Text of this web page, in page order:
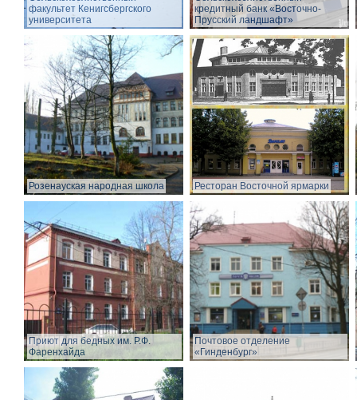
факультет Кенигсбергского
университета
кредитный банк «Восточно-
Прусский ландшафт»
Розенауская народная школа Ресторан Восточной ярмарки
Приют для бедных им. Р.Ф.
Фаренхайда
Почтовое отделение
«Гинденбург»